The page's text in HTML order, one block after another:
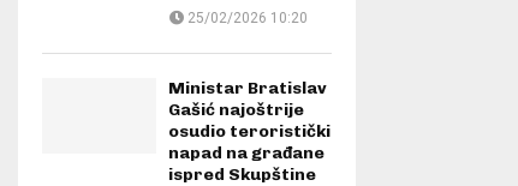
25/02/2026 10:20
Ministar Bratislav
Gašić najoštrije
osudio teroristički
napad na građane
ispred Skupštine